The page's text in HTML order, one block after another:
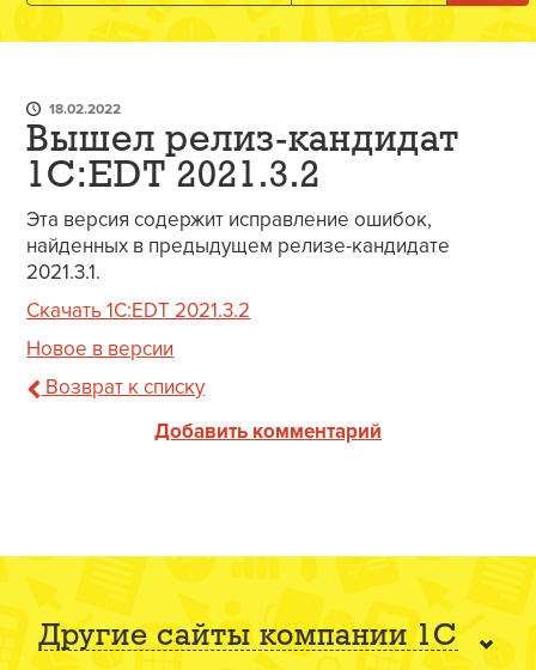
18.02.2022
Вышел релиз-кандидат
1C:EDT 2021.3.2
Эта версия содержит исправление ошибок,
найденных в предыдущем релизе-кандидате
2021.3.1.
Скачать 1C:EDT 2021.3.2
Новое в версии
Возврат к списку
Добавить комментарий
Другие сайты компании 1С